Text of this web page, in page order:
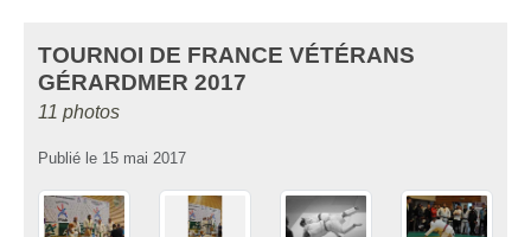
TOURNOI DE FRANCE VÉTÉRANS
GÉRARDMER 2017
11 photos
Publié le 15 mai 2017